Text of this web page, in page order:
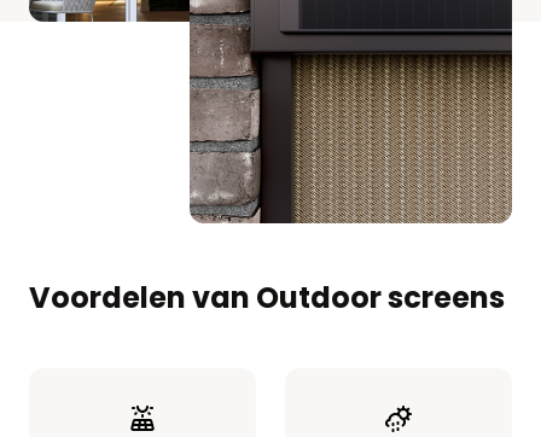
Voordelen van Outdoor screens